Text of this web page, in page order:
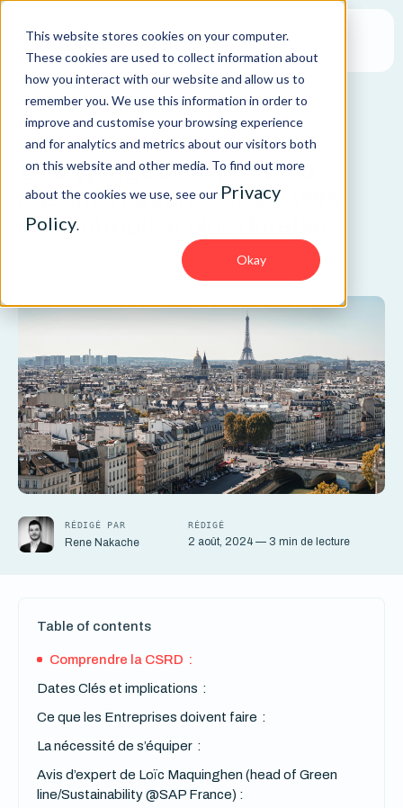
This website stores cookies on your computer.
These cookies are used to collect information about
how you interact with our website and allow us to
remember you. We use this information in order to
improve and customise your browsing experience
and for analytics and metrics about our visitors both
on this website and other media. To find out more
about the cookies we use, see our Privacy
Policy.
Okay
ARTICLE
Décryptage de la nouvelle
réglementation CSRD : vers
une entreprise plus durable
regulation
RÉDIGÉ PAR
Rene Nakache
RÉDIGÉ
2 août, 2024 — 3 min de lecture
Table of contents
Comprendre la CSRD :
Dates Clés et implications :
Ce que les Entreprises doivent faire :
La nécessité de s’équiper :
Avis d’expert de Loïc Maquinghen (head of Green
line/Sustainability @SAP France) :